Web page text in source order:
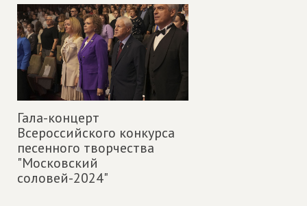
Гала-концерт
Всероссийского конкурса
песенного творчества
"Московский
соловей-2024"